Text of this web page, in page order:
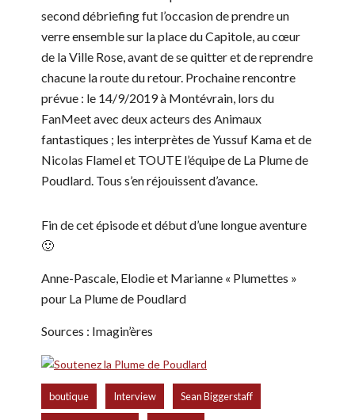
second débriefing fut l’occasion de prendre un
verre ensemble sur la place du Capitole, au cœur
de la Ville Rose, avant de se quitter et de reprendre
chacune la route du retour. Prochaine rencontre
prévue : le 14/9/2019 à Montévrain, lors du
FanMeet avec deux acteurs des Animaux
fantastiques ; les interprètes de Yussuf Kama et de
Nicolas Flamel et TOUTE l’équipe de La Plume de
Poudlard. Tous s’en réjouissent d’avance.
Fin de cet épisode et début d’une longue aventure
🙂
Anne-Pascale, Elodie et Marianne « Plumettes »
pour La Plume de Poudlard
Sources : Imagin’ères
boutique Interview Sean Biggerstaff